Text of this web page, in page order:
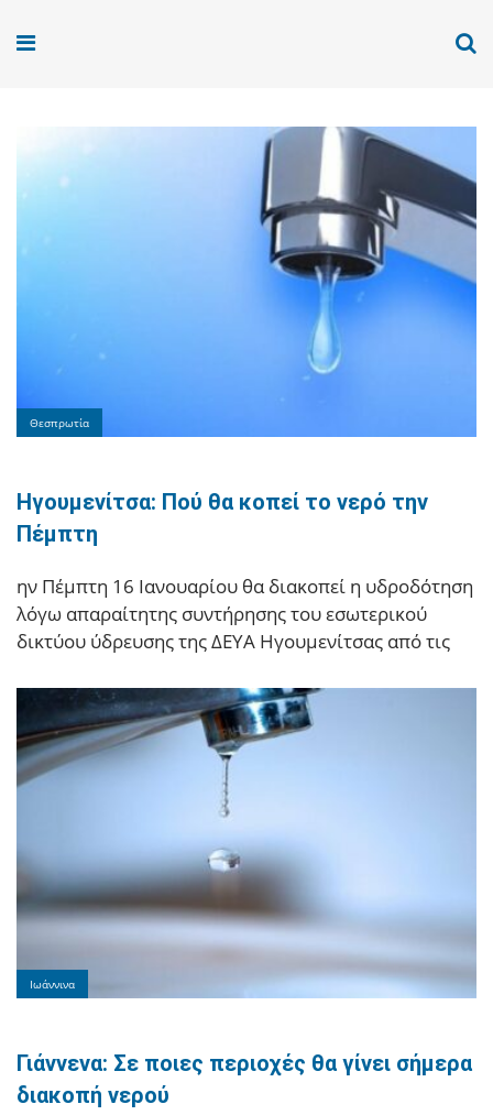
Θεσπρωτία
Ηγουμενίτσα: Πού θα κοπεί το νερό την
Πέμπτη
ην Πέμπτη 16 Ιανουαρίου θα διακοπεί η υδροδότηση
λόγω απαραίτητης συντήρησης του εσωτερικού
δικτύου ύδρευσης της ΔΕΥΑ Ηγουμενίτσας από τις
Ιωάννινα
Γιάννενα: Σε ποιες περιοχές θα γίνει σήμερα
διακοπή νερού